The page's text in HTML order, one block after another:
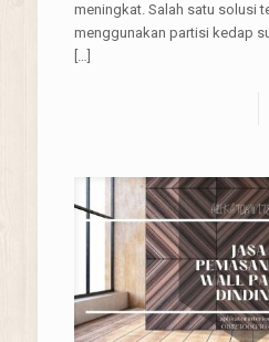
meningkat. Salah satu solusi
menggunakan partisi kedap
[…]